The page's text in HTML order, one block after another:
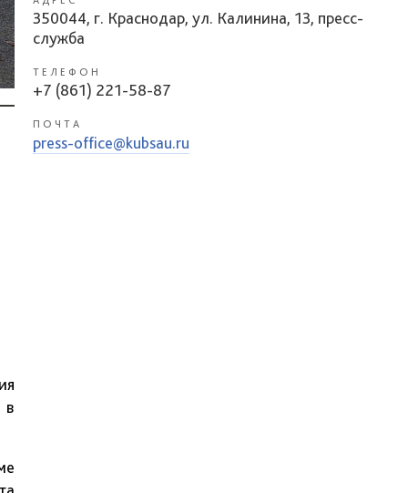
в
350044, г. Краснодар, ул. Калинина, 13, пресс-
служба
ТЕЛЕФОН
+7 (861) 221-58-87
ПОЧТА
press-office@kubsau.ru